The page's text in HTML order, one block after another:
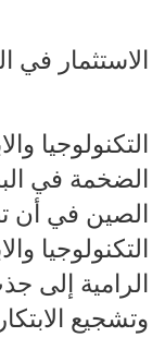
الاستثمار في
التكنولوجيا
الضخمة في
الصين في أن
التكنولوجيا
الرامية إلى
وتشجيع